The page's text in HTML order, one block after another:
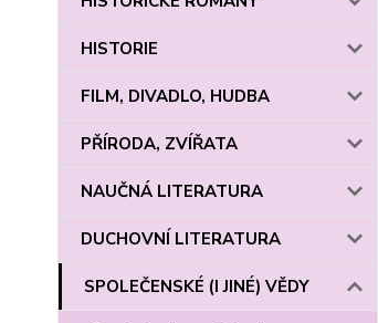
HISTORIE
FILM, DIVADLO, HUDBA
PŘÍRODA, ZVÍŘATA
NAUČNÁ LITERATURA
DUCHOVNÍ LITERATURA
SPOLEČENSKÉ (I JINÉ) VĚDY